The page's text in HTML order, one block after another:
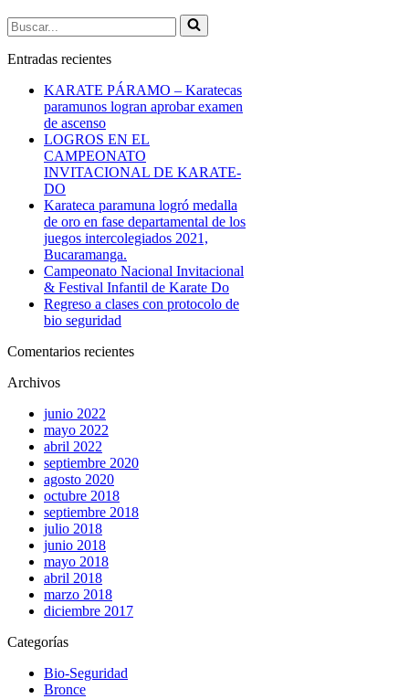
Buscar...
Entradas recientes
KARATE PÁRAMO – Karatecas
paramunos logran aprobar examen
de ascenso
LOGROS EN EL
CAMPEONATO
INVITACIONAL DE KARATE-
DO
Karateca paramuna logró medalla
de oro en fase departamental de los
juegos intercolegiados 2021,
Bucaramanga.
Campeonato Nacional Invitacional
& Festival Infantil de Karate Do
Regreso a clases con protocolo de
bio seguridad
Comentarios recientes
Archivos
junio 2022
mayo 2022
abril 2022
septiembre 2020
agosto 2020
octubre 2018
septiembre 2018
julio 2018
junio 2018
mayo 2018
abril 2018
marzo 2018
diciembre 2017
Categorías
Bio-Seguridad
Bronce